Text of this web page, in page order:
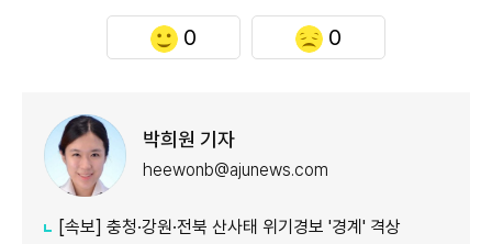
0 0
박희원 기자
heewonb@ajunews.com
[속보] 충청·강원·전북 산사태 위기경보 '경계' 격상